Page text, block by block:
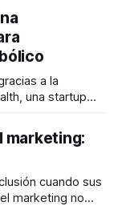
a la
una startup
y monitoreo
a tomar mejores
busca
marketing:
cuando sus
marketing no